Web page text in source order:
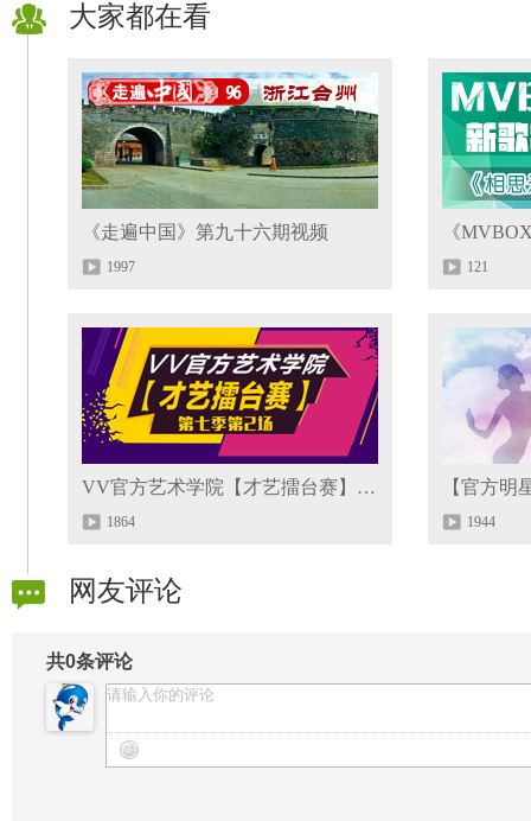
大家都在看
《走遍中国》第九十六期视频
1997
《
121
VV官方艺术学院【才艺擂台赛】第七季选拔赛第2场
1864 1944
网友评论
共0条评论